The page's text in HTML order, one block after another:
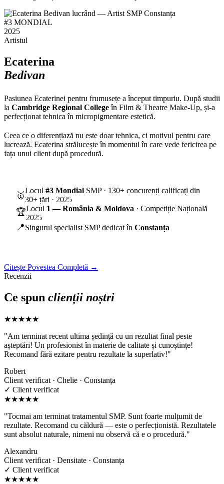
#3 MONDIAL
2025
Artistul
Ecaterina
Bedivan
Pasiunea Ecaterinei pentru frumusețe a început timpuriu. După studii
la Cambridge Regional Collegeîn Film & Theatre Make-Up, și-a
perfecționat tehnica în micropigmentare estetică.
Ceea ce o diferențiază nu este doar tehnica, ci motivul pentru care
lucrează. Ecaterina strălucește în momentul în care vede fericirea pe
fața unui client după procedură.
🥇Locul #3 Mondial SMP · 130+ concurenți calificați din
30+ țări · 2025
🏆Locul 1 — România & Moldova · Competiție Națională
2025
📍Singurul specialist SMP dedicat în Constanța
Citește Povestea Completă →
Recenzii
Ce spun clienții noștri
★★★★★
"Am terminat recent ultima ședință cu un rezultat final peste
așteptări! Un profesionist în materie de calitate și cunoștințe!
Recomand fără ezitare pentru rezultate la superlativ!"
Robert
Client verificat · Chelie · Constanța
✓ Client verificat
★★★★★
"Tocmai am terminat tratamentul SMP. Sunt foarte mulțumit de
rezultate. Recomand cu căldură — este o perfecționistă. Rezultatele
sunt absolut naturale, nimeni nu observă că e o procedură."
Alexandru
Client verificat · Densitate · Constanța
✓ Client verificat
★★★★★